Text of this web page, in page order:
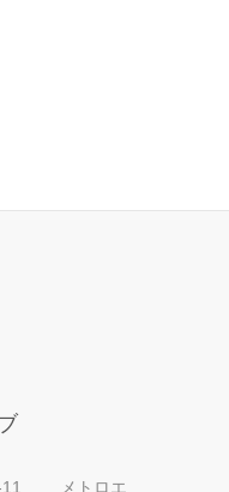
11 メトロエ